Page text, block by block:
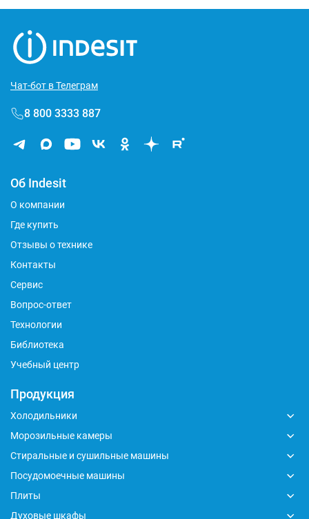
Чат-бот в Телеграм
8 800 3333 887
Об Indesit
О компании
Где купить
Отзывы о технике
Контакты
Сервис
Вопрос-ответ
Технологии
Библиотека
Учебный центр
Продукция
Холодильники
Морозильные камеры
Стиральные и сушильные машины
Посудомоечные машины
Плиты
Духовые шкафы